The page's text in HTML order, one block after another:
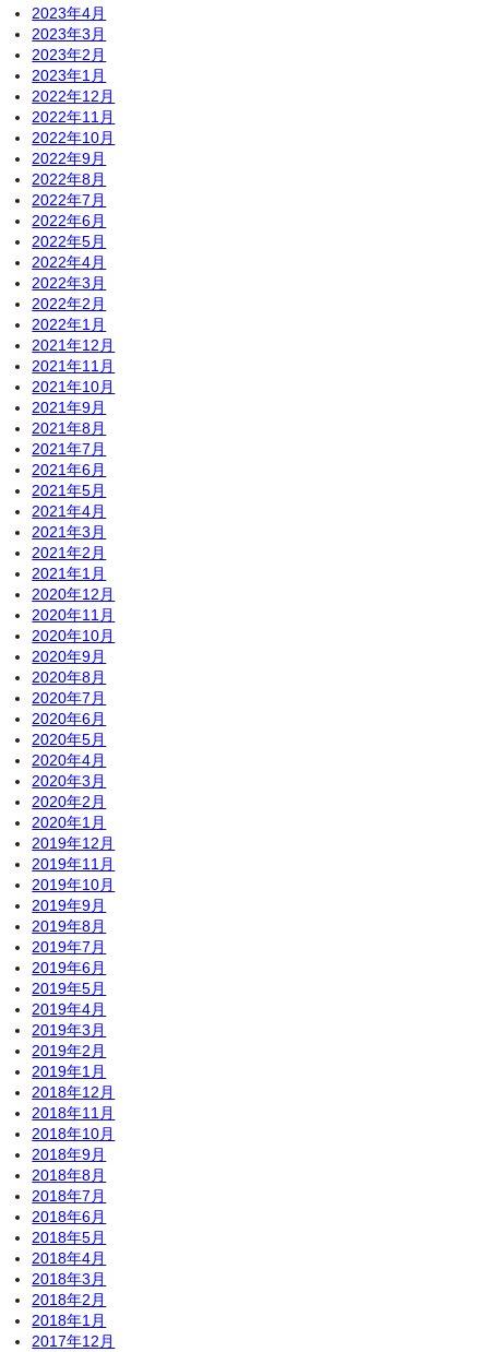
2023年4月
2023年3月
2023年2月
2023年1月
2022年12月
2022年11月
2022年10月
2022年9月
2022年8月
2022年7月
2022年6月
2022年5月
2022年4月
2022年3月
2022年2月
2022年1月
2021年12月
2021年11月
2021年10月
2021年9月
2021年8月
2021年7月
2021年6月
2021年5月
2021年4月
2021年3月
2021年2月
2021年1月
2020年12月
2020年11月
2020年10月
2020年9月
2020年8月
2020年7月
2020年6月
2020年5月
2020年4月
2020年3月
2020年2月
2020年1月
2019年12月
2019年11月
2019年10月
2019年9月
2019年8月
2019年7月
2019年6月
2019年5月
2019年4月
2019年3月
2019年2月
2019年1月
2018年12月
2018年11月
2018年10月
2018年9月
2018年8月
2018年7月
2018年6月
2018年5月
2018年4月
2018年3月
2018年2月
2018年1月
2017年12月